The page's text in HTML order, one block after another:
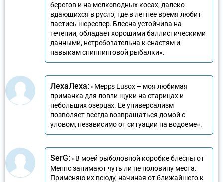
берегов и на мелководных косах, далеко
вдающихся в русло, где в летнее время любит
пастись шереспер. Блесна устойчива на
течении, обладает хорошими баллистическими
данными, нетребовательна к снастям и
навыкам спиннинговой рыбалки».
ЛехаЛеха:«Mepps Lusox – моя любимая
приманка для ловли щуки на старицах и
небольших озерцах. Ее универсализм
позволяет всегда возвращаться домой с
уловом, независимо от ситуации на водоеме».
SerG:«В моей рыболовной коробке блесны от
Меппс занимают чуть ли не половину места.
Применяю их всюду, начиная от ближайшего к